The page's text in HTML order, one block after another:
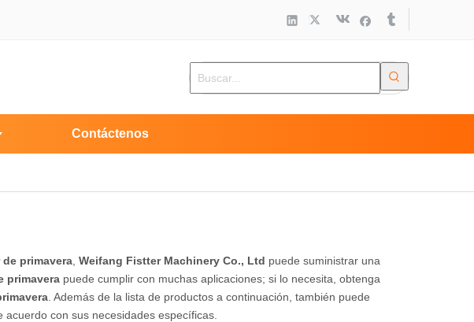
Contáctenos
primavera Weifang Fistter Machinery Co., Ltd puede suministrar una
primavera puede cumplir con muchas aplicaciones; si lo necesita, obtenga
. Además de la lista de productos a continuación, también puede
acuerdo con sus necesidades específicas.